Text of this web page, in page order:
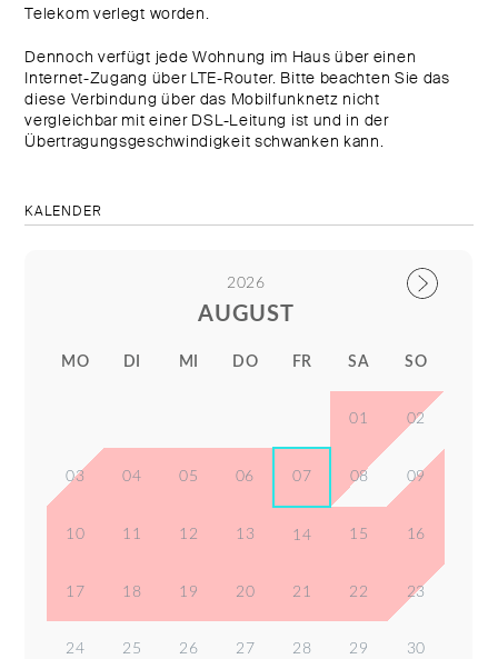
Telekom verlegt worden.
Dennoch verfügt jede Wohnung im Haus über einen
Internet-Zugang über LTE-Router. Bitte beachten Sie das
diese Verbindung über das Mobilfunknetz nicht
vergleichbar mit einer DSL-Leitung ist und in der
Übertragungsgeschwindigkeit schwanken kann.
KALENDER
2026
AUGUST
MO DI MI DO FR SA SO
01 02
03 04 05 06 07 08 09
10 11 12 13 14 15 16
17 18 19 20 21 22 23
24 25 26 27 28 29 30